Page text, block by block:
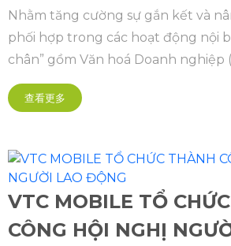
Nhằm tăng cường sự gắn kết và
phối hợp trong các hoạt động nội
chân” gồm Văn hoá Doanh nghiệp
Thanh niên – Công đoàn đã tổ
huấn kéo dài 2 ngày 1 đêm tại Mộc
查看更多
VTC MOBILE TỔ
CÔNG HỘI NGHỊ